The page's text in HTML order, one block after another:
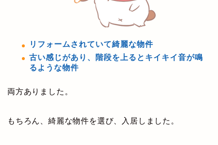
リフォームされていて綺麗な物件
古い感じがあり、階段を上るとキイキイ音が鳴
るような物件
両方ありました。
もちろん、綺麗な物件を選び、入居しました。